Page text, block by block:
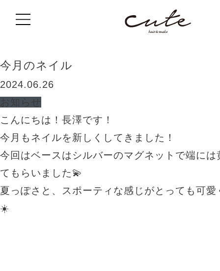
BLOG
今月のネイル
2024.06.26
お知らせ
こんにちは！長澤です！
今月もネイルを新しくしてきました！
今回はベースはシルバーのマグネットで端に
てもらいました💫
夏っぽさと、スポーティな感じがとっても可
☀️